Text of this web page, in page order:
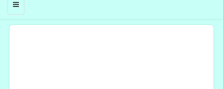
منو